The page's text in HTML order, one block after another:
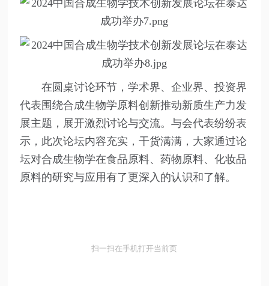
在圆桌讨论环节，学术界、企业界、投资界
代表围绕合成生物学原料创新推动新质生产力发
展主题，展开激烈讨论与交流。与会代表纷纷表
示，此次论坛内容充实，干货满满，大家通过论
坛对合成生物学在食品原料、药物原料、化妆品
原料的研究与应用有了更深入的认识和了解。
扫一扫在手机打开当前页